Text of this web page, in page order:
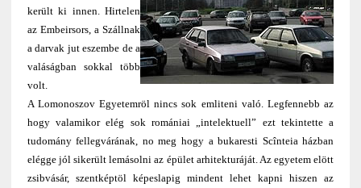
került ki innen. Hirtelen
az Embeirsors, a Szállnak
a darvak jut eszembe de a
valáságban sokkal több
volt.
A Lomonoszov Egyetemröl nincs sok emliteni való. Legfennebb az
hogy valamikor elég sok romániai „intelektuell” ezt tekintette a
tudomány fellegvárának, no meg hogy a bukaresti Scînteia házban
elégge jól sikerült lemásolni az épület arhitekturáját. Az egyetem elött
zsibvásár, szentképtöl képeslapig mindent lehet kapni hiszen az